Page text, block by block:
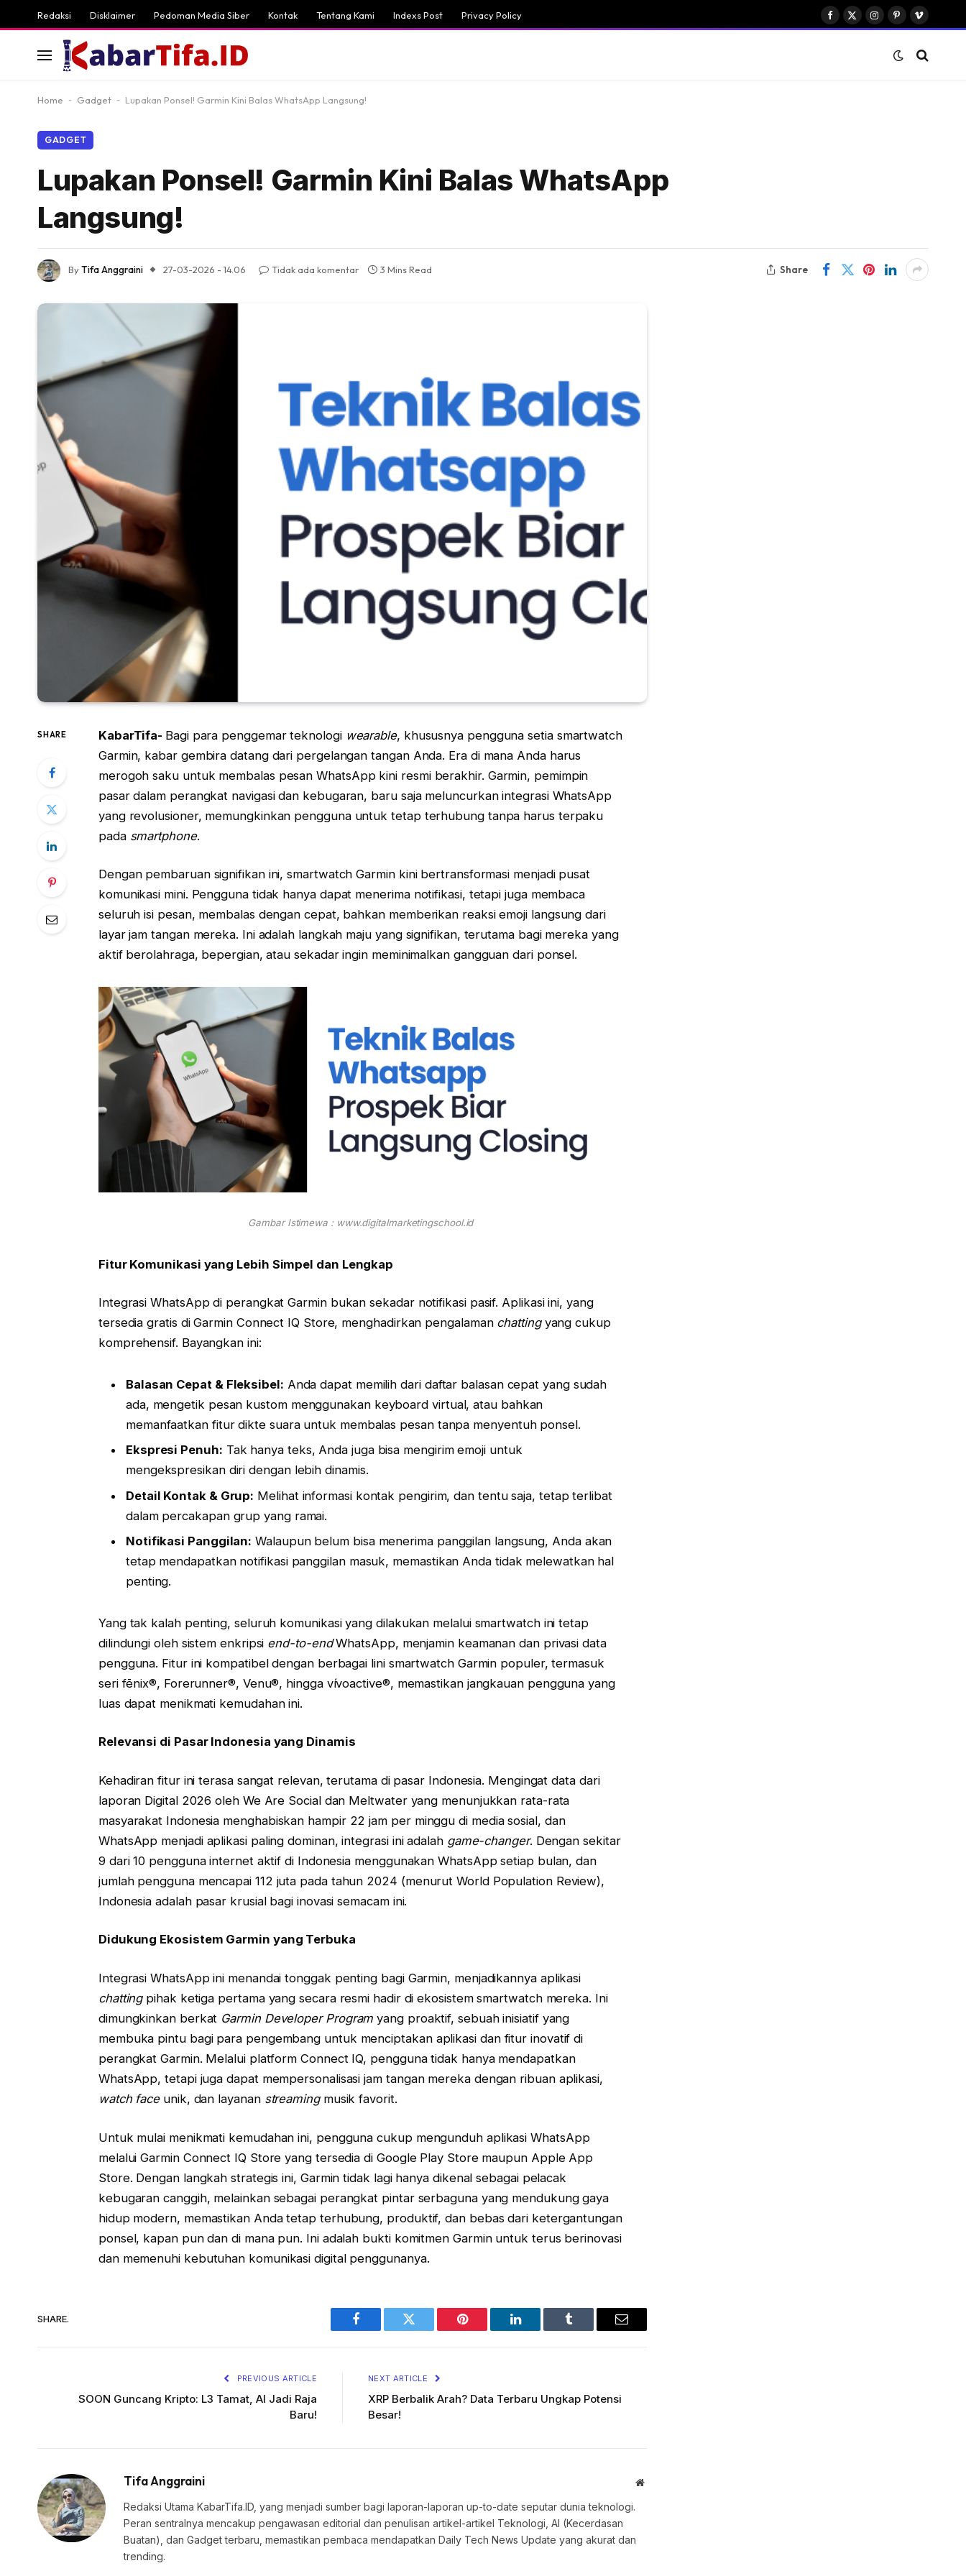
Redaksi Disklaimer Pedoman Media Siber Kontak Tentang Kami Indexs Post Privacy Policy
Facebook
X
Instagram
PinterestVimeo
Home - Gadget - Lupakan Ponsel! Garmin Kini Balas WhatsApp Langsung!
GADGET
Lupakan Ponsel! Garmin Kini Balas WhatsApp
Langsung!
ByTifa Anggraini 27-03-2026 - 14.06 Tidak ada komentar 3 Mins Read Share
SHARE KabarTifa- Bagi para penggemar teknologi wearable, khususnya pengguna setia smartwatch
Garmin, kabar gembira datang dari pergelangan tangan Anda. Era di mana Anda harus
merogoh saku untuk membalas pesan WhatsApp kini resmi berakhir. Garmin, pemimpin
pasar dalam perangkat navigasi dan kebugaran, baru saja meluncurkan integrasi WhatsApp
yang revolusioner, memungkinkan pengguna untuk tetap terhubung tanpa harus terpaku
pada smartphone.
Dengan pembaruan signifikan ini, smartwatch Garmin kini bertransformasi menjadi pusat
komunikasi mini. Pengguna tidak hanya dapat menerima notifikasi, tetapi juga membaca
seluruh isi pesan, membalas dengan cepat, bahkan memberikan reaksi emoji langsung dari
layar jam tangan mereka. Ini adalah langkah maju yang signifikan, terutama bagi mereka yang
aktif berolahraga, bepergian, atau sekadar ingin meminimalkan gangguan dari ponsel.
Gambar Istimewa : www.digitalmarketingschool.id
Fitur Komunikasi yang Lebih Simpel dan Lengkap
Integrasi WhatsApp di perangkat Garmin bukan sekadar notifikasi pasif. Aplikasi ini, yang
tersedia gratis di Garmin Connect IQ Store, menghadirkan pengalaman chattingyang cukup
komprehensif. Bayangkan ini:
Balasan Cepat & Fleksibel: Anda dapat memilih dari daftar balasan cepat yang sudah
ada, mengetik pesan kustom menggunakan keyboard virtual, atau bahkan
memanfaatkan fitur dikte suara untuk membalas pesan tanpa menyentuh ponsel.
Ekspresi Penuh: Tak hanya teks, Anda juga bisa mengirim emoji untuk
mengekspresikan diri dengan lebih dinamis.
Detail Kontak & Grup: Melihat informasi kontak pengirim, dan tentu saja, tetap terlibat
dalam percakapan grup yang ramai.
Notifikasi Panggilan: Walaupun belum bisa menerima panggilan langsung, Anda akan
tetap mendapatkan notifikasi panggilan masuk, memastikan Anda tidak melewatkan hal
penting.
Yang tak kalah penting, seluruh komunikasi yang dilakukan melalui smartwatch ini tetap
dilindungi oleh sistem enkripsi end-to-endWhatsApp, menjamin keamanan dan privasi data
pengguna. Fitur ini kompatibel dengan berbagai lini smartwatch Garmin populer, termasuk
seri fēnix®, Forerunner®, Venu®, hingga vívoactive®, memastikan jangkauan pengguna yang
luas dapat menikmati kemudahan ini.
Relevansi di Pasar Indonesia yang Dinamis
Kehadiran fitur ini terasa sangat relevan, terutama di pasar Indonesia. Mengingat data dari
laporan Digital 2026 oleh We Are Social dan Meltwater yang menunjukkan rata-rata
masyarakat Indonesia menghabiskan hampir 22 jam per minggu di media sosial, dan
WhatsApp menjadi aplikasi paling dominan, integrasi ini adalah game-changer. Dengan sekitar
9 dari 10 pengguna internet aktif di Indonesia menggunakan WhatsApp setiap bulan, dan
jumlah pengguna mencapai 112 juta pada tahun 2024 (menurut World Population Review),
Indonesia adalah pasar krusial bagi inovasi semacam ini.
Didukung Ekosistem Garmin yang Terbuka
Integrasi WhatsApp ini menandai tonggak penting bagi Garmin, menjadikannya aplikasi
chattingpihak ketiga pertama yang secara resmi hadir di ekosistem smartwatch mereka. Ini
dimungkinkan berkat Garmin Developer Program yang proaktif, sebuah inisiatif yang
membuka pintu bagi para pengembang untuk menciptakan aplikasi dan fitur inovatif di
perangkat Garmin. Melalui platform Connect IQ, pengguna tidak hanya mendapatkan
WhatsApp, tetapi juga dapat mempersonalisasi jam tangan mereka dengan ribuan aplikasi,
watch faceunik, dan layanan streamingmusik favorit.
Untuk mulai menikmati kemudahan ini, pengguna cukup mengunduh aplikasi WhatsApp
melalui Garmin Connect IQ Store yang tersedia di Google Play Store maupun Apple App
Store. Dengan langkah strategis ini, Garmin tidak lagi hanya dikenal sebagai pelacak
kebugaran canggih, melainkan sebagai perangkat pintar serbaguna yang mendukung gaya
hidup modern, memastikan Anda tetap terhubung, produktif, dan bebas dari ketergantungan
ponsel, kapan pun dan di mana pun. Ini adalah bukti komitmen Garmin untuk terus berinovasi
dan memenuhi kebutuhan komunikasi digital penggunanya.
SHARE.
Facebook Twitter Pinterest LinkedIn Tumblr Email
PREVIOUS ARTICLE
SOON Guncang Kripto: L3 Tamat, AI Jadi Raja
Baru!
NEXT ARTICLE
XRP Berbalik Arah? Data Terbaru Ungkap Potensi
Besar!
Tifa Anggraini Website
Redaksi Utama KabarTifa.ID, yang menjadi sumber bagi laporan-laporan up-to-date seputar dunia teknologi.
Peran sentralnya mencakup pengawasan editorial dan penulisan artikel-artikel Teknologi, AI (Kecerdasan
Buatan), dan Gadget terbaru, memastikan pembaca mendapatkan Daily Tech News Update yang akurat dan
trending.